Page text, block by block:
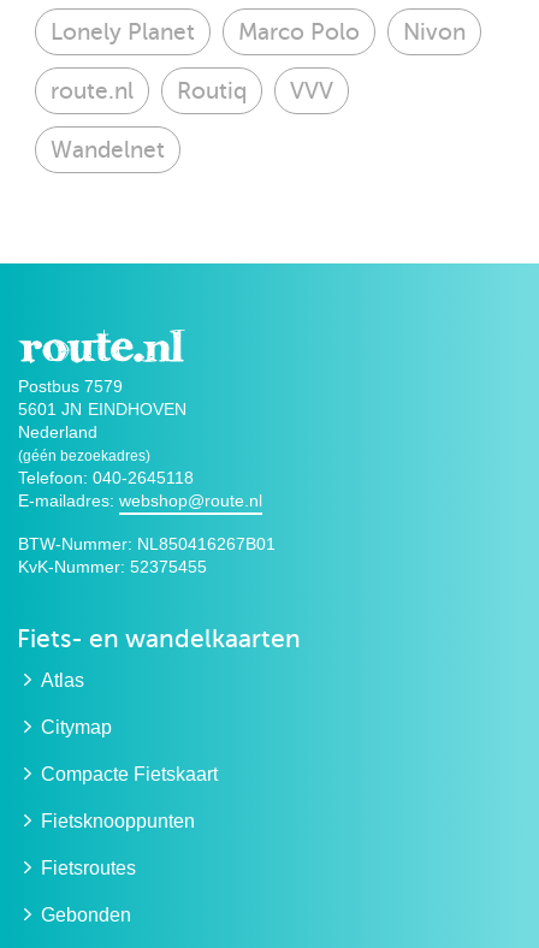
Lonely Planet Marco Polo Nivon
route.nl Routiq VVV
Wandelnet
Postbus 7579
5601 JN EINDHOVEN
Nederland
(géén bezoekadres)
Telefoon: 040-2645118
E-mailadres: webshop@route.nl
BTW-Nummer: NL850416267B01
KvK-Nummer: 52375455
Fiets- en wandelkaarten
Atlas
Citymap
Compacte Fietskaart
Fietsknooppunten
Fietsroutes
Gebonden